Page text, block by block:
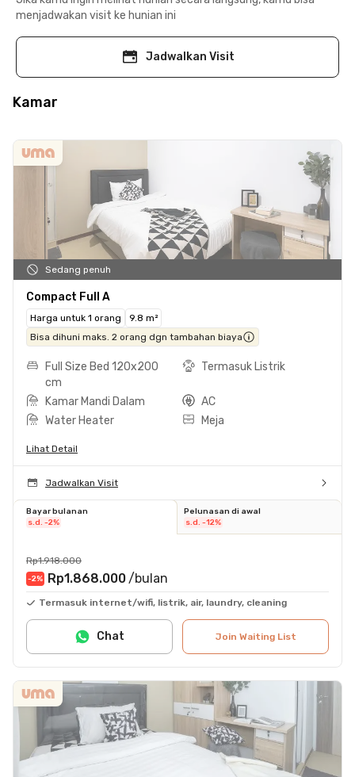
menjadwakan visit ke hunian ini
Jadwalkan Visit
Kamar
Sedang penuh
Compact Full A
Harga untuk 1 orang
9.8 m²
Bisa dihuni maks. 2 orang dgn tambahan biaya
Full Size Bed 120x200
cm
Termasuk Listrik
Kamar Mandi Dalam
AC
Water Heater
Meja
Lihat Detail
Jadwalkan Visit
Bayar bulanan
s.d. -2%
Pelunasan di awal
s.d. -12%
Rp1.918.000
-2% Rp1.868.000 /bulan
Termasuk internet/wifi, listrik, air, laundry, cleaning
Join Waiting List
Chat